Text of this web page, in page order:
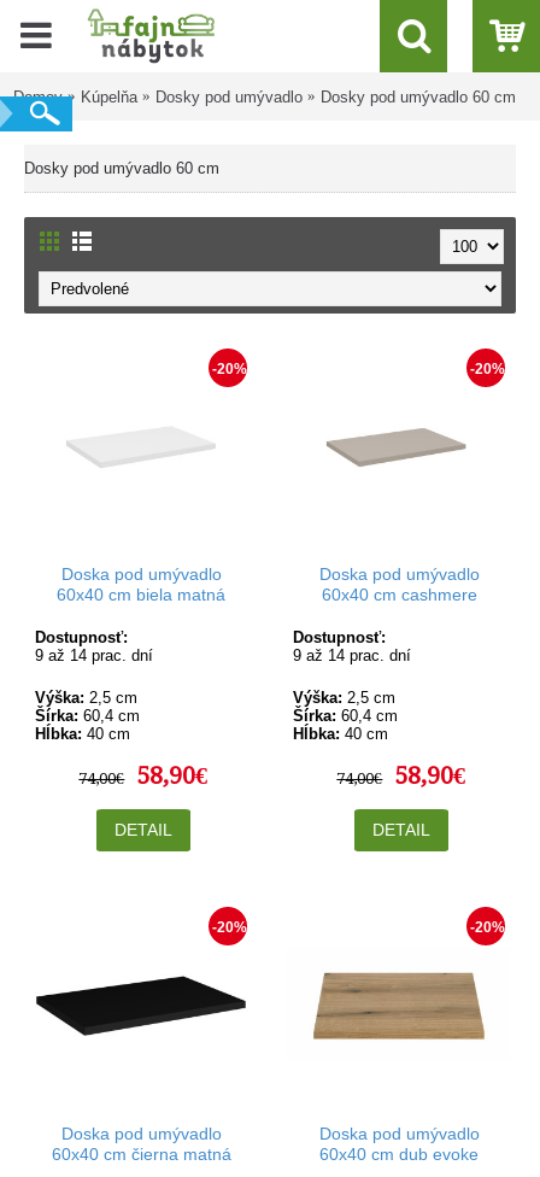
Domov Kúpelňa Dosky pod umývadlo Dosky pod umývadlo 60 cm
Dosky pod umývadlo 60 cm
-20%
Doska pod umývadlo
60x40 cm biela matná
Dostupnosť:
9 až 14 prac. dní
Výška: 2,5 cm
Šírka: 60,4 cm
Hĺbka: 40 cm
74,00€ 58,90€
DETAIL
-20%
Doska pod umývadlo
60x40 cm cashmere
Dostupnosť:
9 až 14 prac. dní
Výška: 2,5 cm
Šírka: 60,4 cm
Hĺbka: 40 cm
74,00€ 58,90€
DETAIL
-20%
Doska pod umývadlo
60x40 cm čierna matná
-20%
Doska pod umývadlo
60x40 cm dub evoke